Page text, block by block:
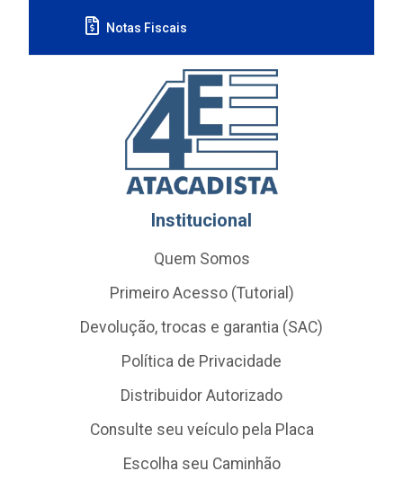
Notas Fiscais
Institucional
Quem Somos
Primeiro Acesso (Tutorial)
Devolução, trocas e garantia (SAC)
Política de Privacidade
Distribuidor Autorizado
Consulte seu veículo pela Placa
Escolha seu Caminhão